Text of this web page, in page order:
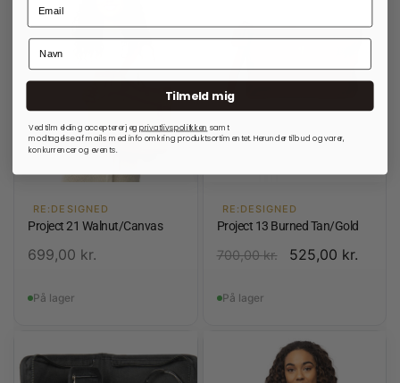
RE:DESIGNED
Project 21 Walnut/Canvas
699,00 kr.
På lager
RE:DESIGNED
Project 13 Burned Tan/Gold
700,00kr. 525,00 kr.
På lager
Tilmeld mig
Ved tilmelding accepterer jegprivatlivspolitkken samt
modtagelse af mails med info omkring produktsortimentet. Herunder tilbud og varer,
konkurrencer og events.